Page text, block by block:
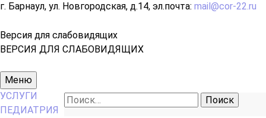
г. Барнаул, ул. Новгородская, д.14, эл.почта: mail@cor-22.ru
Версия для слабовидящих
ВЕРСИЯ ДЛЯ СЛАБОВИДЯЩИХ
Основное
меню
Меню
Найти:
УСЛУГИ
ПЕДИАТРИЯ